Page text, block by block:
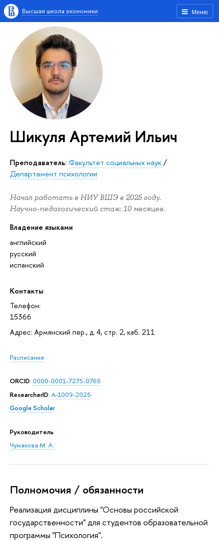
Меню
Высшая школа экономики
Шикуля Артемий Ильич
Преподаватель: Факультет социальных наук/
Департамент психологии
Начал работать в НИУ ВШЭ в 2025 году.
Научно-педагогический стаж: 10 месяцев.
Владение языками
английский
русский
испанский
Контакты
Телефон:
15366
Адрес: Армянский пер., д. 4, стр. 2, каб. 211
Расписание
ORCID: 0000-0001-7275-0765
ResearcherID: A-1009-2025
Google Scholar
Руководитель
Чумакова М. А.
Полномочия / обязанности
Реализация дисциплины "Основы российской
государственности" для студентов образовательной
программы "Психология".